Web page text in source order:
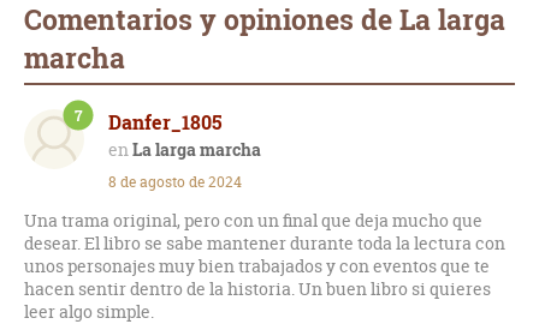
Comentarios y opiniones de La larga
marcha
Danfer_1805
La larga marcha
7
8 de agosto de 2024
Una trama original, pero con un final que deja mucho que
desear. El libro se sabe mantener durante toda la lectura con
unos personajes muy bien trabajados y con eventos que te
hacen sentir dentro de la historia. Un buen libro si quieres
leer algo simple.